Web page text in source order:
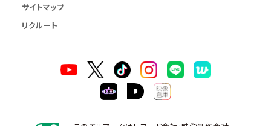
サイトマップ
リクルート